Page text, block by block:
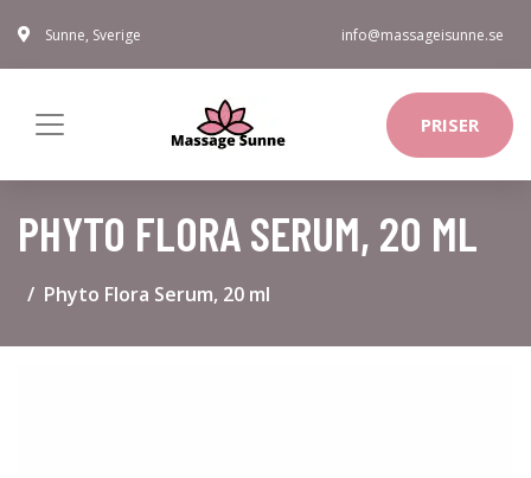
Sunne, Sverige info@massageisunne.se
PRISER
PHYTO FLORA SERUM, 20 ML
Phyto Flora Serum, 20 ml